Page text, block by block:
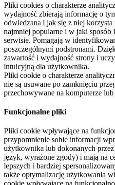
Pliki cookies o charakterze
wydajność zbierają informację o
odwiedzana i jak się z niej
najmniej popularne i w jaki
serwisie. Pomagają w
poszczególnymi podstronami.
zawartość i wydajność strony i
intuicyjną dla użytkownika.
Pliki cookie o charakterze
nie są usuwane po zamknięciu
przechowywane na komputerze
Funkcjonalne pliki
Pliki cookie wpływające na
przypomnienie sobie informacji
użytkownika lub dokonanych
język, wyrażone zgody) i mają na
lepszych i bardziej
także optymalizację użytkowania
cookie wpływające na